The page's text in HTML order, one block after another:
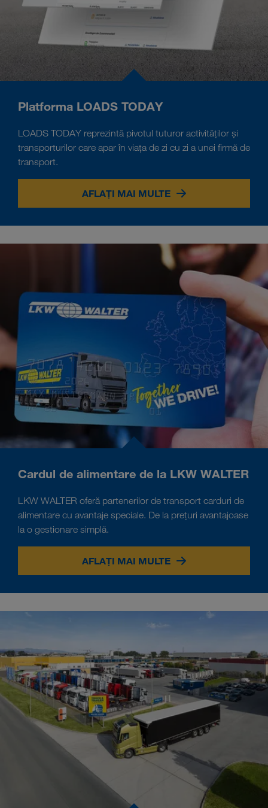
Platforma LOADS TODAY
LOADS TODAY reprezintă pivotul tuturor activităților și
transporturilor care apar în viața de zi cu zi a unei firmă de
transport.
AFLAȚI MAI MULTE
Cardul de alimentare de la LKW WALTER
LKW WALTER oferă partenerilor de transport carduri de
alimentare cu avantaje speciale. De la prețuri avantajoase
la o gestionare simplă.
AFLAȚI MAI MULTE